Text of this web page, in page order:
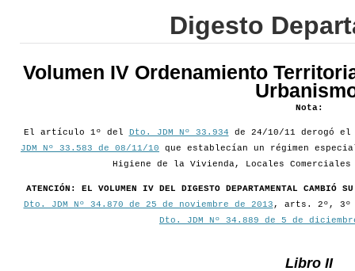
Digesto
Volumen IV Ordenamiento
Nota:
El artículo 1º del Dto. JDM Nº 33.934 de 24/10/11 derogó
JDM Nº 33.583 de 08/11/10 que establecían un régimen
Higiene de la Vivienda, Locales
ATENCIÓN: EL VOLUMEN IV DEL DIGESTO DEPARTAMENTAL CAMBIÓ
Dto. JDM Nº 34.870 de 25 de noviembre de 2013 , arts. 2º, 3º
Dto. JDM Nº 34.889 de 5 de
Libro II